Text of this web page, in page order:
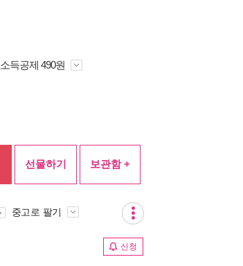
소득공제 490원
선물하기 보관함 +
중고로 팔기
신청